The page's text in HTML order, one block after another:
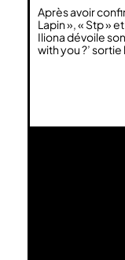
Après avoir
Lapin », « Stp »
Iliona dévoile
with you ?’